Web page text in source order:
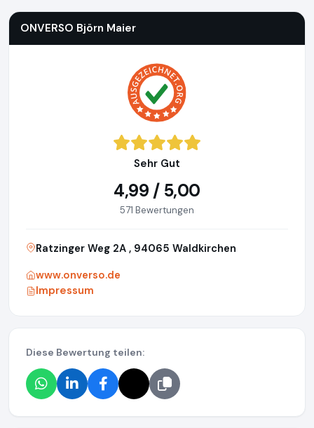
ONVERSO Björn Maier
Sehr Gut
4,99 / 5,00
571 Bewertungen
Ratzinger Weg 2A , 94065 Waldkirchen
www.onverso.de
Impressum
Diese Bewertung teilen: